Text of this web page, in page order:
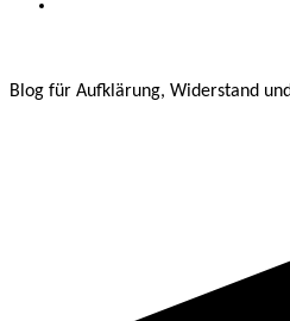
Blog für Aufklärung, Widerstand